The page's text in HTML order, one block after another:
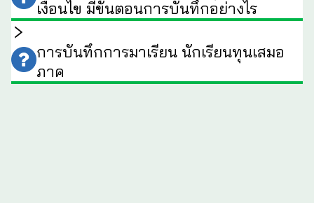
เงื่อนไข มีขั้นตอนการบันทึกอย่างไร
การบันทึกการมาเรียน นักเรียนทุนเสมอ
ภาค